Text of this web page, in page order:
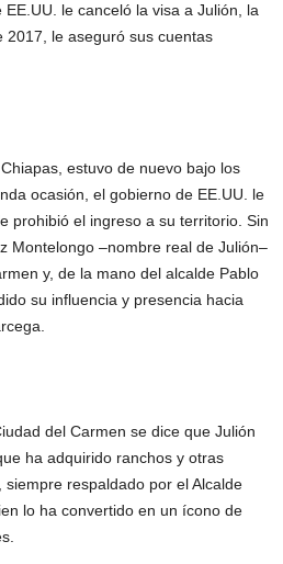
le canceló la visa a Julión, la
2017, le aseguró sus cuentas
estuvo de nuevo bajo los
ocasión, el gobierno de EE.UU. le
prohibió el ingreso a su territorio. Sin
Montelongo –nombre real de Julión–
y, de la mano del alcalde Pablo
su influencia y presencia hacia
del Carmen se dice que Julión
ha adquirido ranchos y otras
respaldado por el Alcalde
lo ha convertido en un ícono de